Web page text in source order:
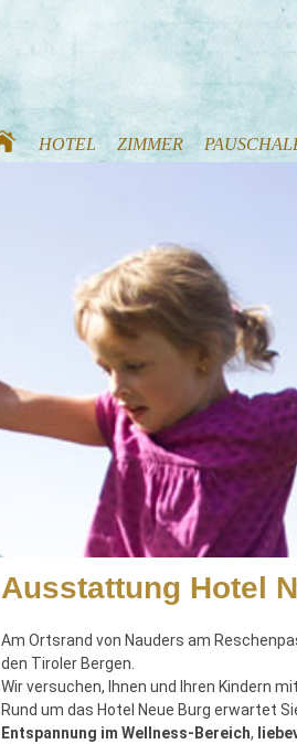
HOTEL ZIMMER
Ausstattung Hotel
Am Ortsrand von Nauders am
den Tiroler Bergen.
Wir versuchen, Ihnen und Ihren Kindern
Rund um das Hotel Neue Burg erwartet
Entspannung im Wellness-Bereich,